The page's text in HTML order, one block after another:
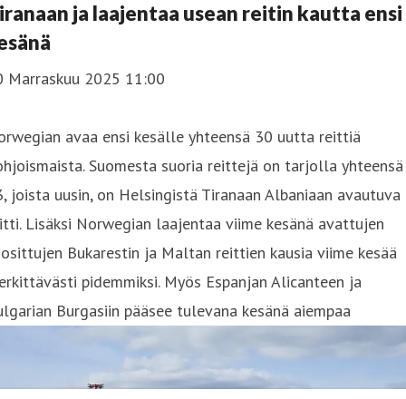
ja laajentaa usean reitin kautta ensi
Marraskuu 2025 11:00
avaa ensi kesälle yhteensä 30 uutta reittiä
Suomesta suoria reittejä on tarjolla yhteensä
joista uusin, on Helsingistä Tiranaan Albaniaan avautuva
Lisäksi Norwegian laajentaa viime kesänä avattujen
Bukarestin ja Maltan reittien kausia viime kesää
pidemmiksi. Myös Espanjan Alicanteen ja
Burgasiin pääsee tulevana kesänä aiempaa